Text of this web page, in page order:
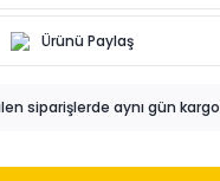
Ürünü Paylaş
siparişlerde aynı gün kargo